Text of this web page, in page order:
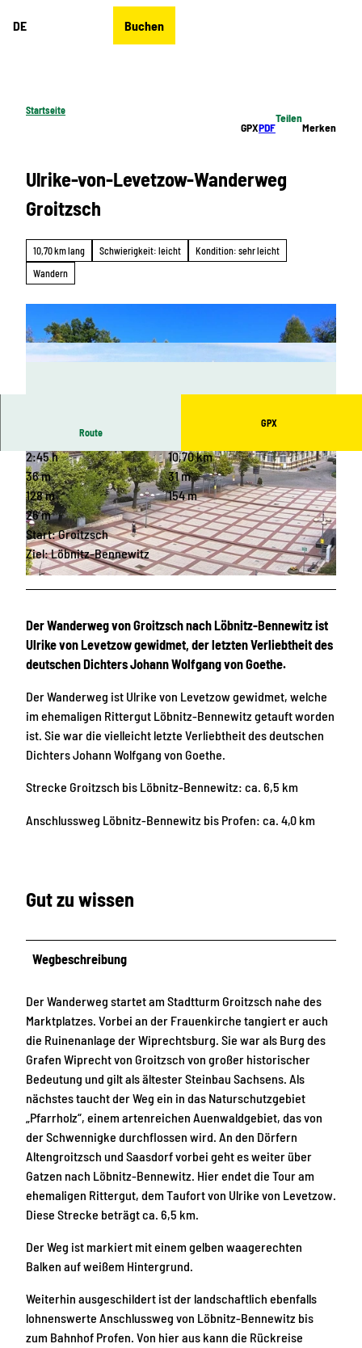
DE Buchen
Startseite
GPXPDF
Teilen
Merken
Ulrike-von-Levetzow-Wanderweg
Groitzsch
10,70 km lang Schwierigkeit: leicht
Kondition: sehr leicht
Wandern
© Christian Hüller, www.christianhueller.de, LEIPZIG REGION, C.Hüller |CC-BY
Route
GPX
2:45 h
10,70 km
36 m
31 m
128 m
154 m
26 m
Start: Groitzsch
Ziel: Löbnitz-Bennewitz
Der Wanderweg von Groitzsch nach Löbnitz-Bennewitz ist
Ulrike von Levetzow gewidmet, der letzten Verliebtheit des
deutschen Dichters Johann Wolfgang von Goethe.
Der Wanderweg ist Ulrike von Levetzow gewidmet, welche
im ehemaligen Rittergut Löbnitz-Bennewitz getauft worden
ist. Sie war die vielleicht letzte Verliebtheit des deutschen
Dichters Johann Wolfgang von Goethe.
Strecke Groitzsch bis Löbnitz-Bennewitz: ca. 6,5 km
Anschlussweg Löbnitz-Bennewitz bis Profen: ca. 4,0 km
Gut zu wissen
Wegbeschreibung
Der Wanderweg startet am Stadtturm Groitzsch nahe des
Marktplatzes. Vorbei an der Frauenkirche tangiert er auch
die Ruinenanlage der Wiprechtsburg. Sie war als Burg des
Grafen Wiprecht von Groitzsch von großer historischer
Bedeutung und gilt als ältester Steinbau Sachsens. Als
nächstes taucht der Weg ein in das Naturschutzgebiet
„Pfarrholz“, einem artenreichen Auenwaldgebiet, das von
der Schwennigke durchflossen wird. An den Dörfern
Altengroitzsch und Saasdorf vorbei geht es weiter über
Gatzen nach Löbnitz-Bennewitz. Hier endet die Tour am
ehemaligen Rittergut, dem Taufort von Ulrike von Levetzow.
Diese Strecke beträgt ca. 6,5 km.
Der Weg ist markiert mit einem gelben waagerechten
Balken auf weißem Hintergrund.
Weiterhin ausgeschildert ist der landschaftlich ebenfalls
lohnenswerte Anschlussweg von Löbnitz-Bennewitz bis
zum Bahnhof Profen. Von hier aus kann die Rückreise